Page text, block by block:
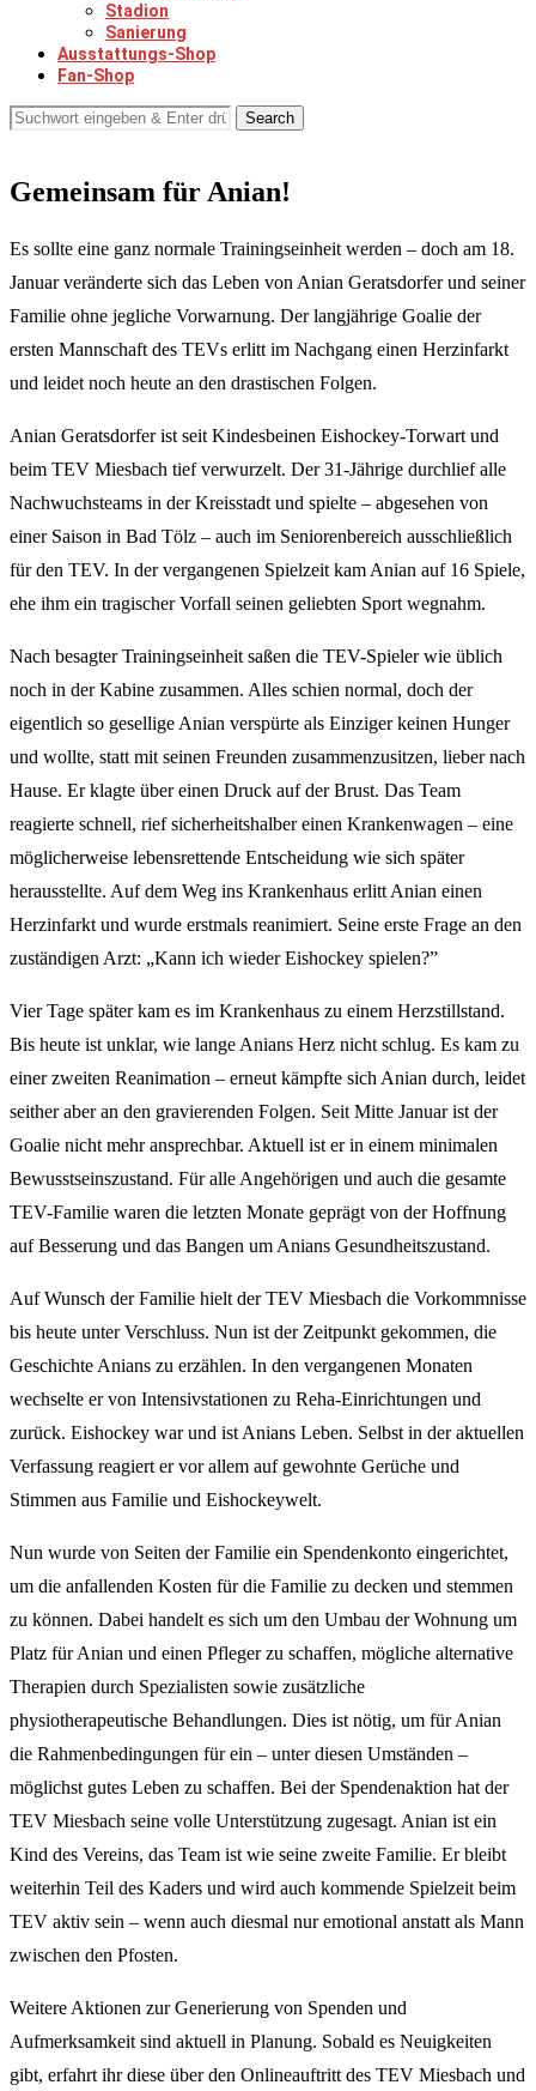
Stadion
Sanierung
Ausstattungs-Shop
Fan-Shop
Search
Gemeinsam für Anian!
Es sollte eine ganz normale Trainingseinheit werden – doch am 18.
Januar veränderte sich das Leben von Anian Geratsdorfer und seiner
Familie ohne jegliche Vorwarnung. Der langjährige Goalie der
ersten Mannschaft des TEVs erlitt im Nachgang einen Herzinfarkt
und leidet noch heute an den drastischen Folgen.
Anian Geratsdorfer ist seit Kindesbeinen Eishockey-Torwart und
beim TEV Miesbach tief verwurzelt. Der 31-Jährige durchlief alle
Nachwuchsteams in der Kreisstadt und spielte – abgesehen von
einer Saison in Bad Tölz – auch im Seniorenbereich ausschließlich
für den TEV. In der vergangenen Spielzeit kam Anian auf 16 Spiele,
ehe ihm ein tragischer Vorfall seinen geliebten Sport wegnahm.
Nach besagter Trainingseinheit saßen die TEV-Spieler wie üblich
noch in der Kabine zusammen. Alles schien normal, doch der
eigentlich so gesellige Anian verspürte als Einziger keinen Hunger
und wollte, statt mit seinen Freunden zusammenzusitzen, lieber nach
Hause. Er klagte über einen Druck auf der Brust. Das Team
reagierte schnell, rief sicherheitshalber einen Krankenwagen – eine
möglicherweise lebensrettende Entscheidung wie sich später
herausstellte. Auf dem Weg ins Krankenhaus erlitt Anian einen
Herzinfarkt und wurde erstmals reanimiert. Seine erste Frage an den
zuständigen Arzt: „Kann ich wieder Eishockey spielen?”
Vier Tage später kam es im Krankenhaus zu einem Herzstillstand.
Bis heute ist unklar, wie lange Anians Herz nicht schlug. Es kam zu
einer zweiten Reanimation – erneut kämpfte sich Anian durch, leidet
seither aber an den gravierenden Folgen. Seit Mitte Januar ist der
Goalie nicht mehr ansprechbar. Aktuell ist er in einem minimalen
Bewusstseinszustand. Für alle Angehörigen und auch die gesamte
TEV-Familie waren die letzten Monate geprägt von der Hoffnung
auf Besserung und das Bangen um Anians Gesundheitszustand.
Auf Wunsch der Familie hielt der TEV Miesbach die Vorkommnisse
bis heute unter Verschluss. Nun ist der Zeitpunkt gekommen, die
Geschichte Anians zu erzählen. In den vergangenen Monaten
wechselte er von Intensivstationen zu Reha-Einrichtungen und
zurück. Eishockey war und ist Anians Leben. Selbst in der aktuellen
Verfassung reagiert er vor allem auf gewohnte Gerüche und
Stimmen aus Familie und Eishockeywelt.
Nun wurde von Seiten der Familie ein Spendenkonto eingerichtet,
um die anfallenden Kosten für die Familie zu decken und stemmen
zu können. Dabei handelt es sich um den Umbau der Wohnung um
Platz für Anian und einen Pfleger zu schaffen, mögliche alternative
Therapien durch Spezialisten sowie zusätzliche
physiotherapeutische Behandlungen. Dies ist nötig, um für Anian
die Rahmenbedingungen für ein – unter diesen Umständen –
möglichst gutes Leben zu schaffen. Bei der Spendenaktion hat der
TEV Miesbach seine volle Unterstützung zugesagt. Anian ist ein
Kind des Vereins, das Team ist wie seine zweite Familie. Er bleibt
weiterhin Teil des Kaders und wird auch kommende Spielzeit beim
TEV aktiv sein – wenn auch diesmal nur emotional anstatt als Mann
zwischen den Pfosten.
Weitere Aktionen zur Generierung von Spenden und
Aufmerksamkeit sind aktuell in Planung. Sobald es Neuigkeiten
gibt, erfahrt ihr diese über den Onlineauftritt des TEV Miesbach und